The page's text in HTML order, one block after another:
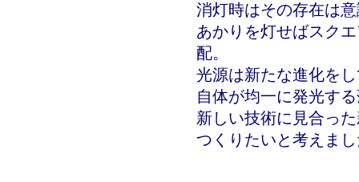
消灯時はその存在は
あかりを灯せばスク
配。
光源は新たな進化を
自体が均一に発光す
新しい技術に見合っ
つくりたいと考えま